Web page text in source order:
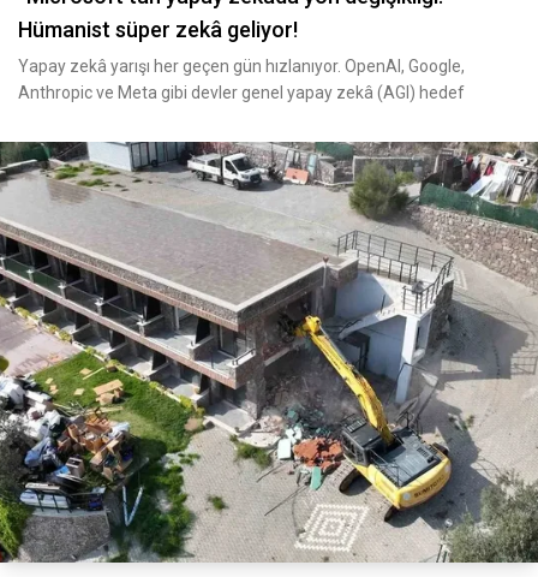
Hümanist süper zekâ geliyor!
Yapay zekâ yarışı her geçen gün hızlanıyor. OpenAI, Google,
Anthropic ve Meta gibi devler genel yapay zekâ (AGI) hedef